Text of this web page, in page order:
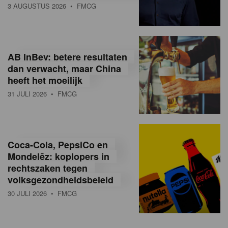
3 AUGUSTUS 2026 • FMCG
AB InBev: betere resultaten
dan verwacht, maar China
heeft het moeilijk
31 JULI 2026 • FMCG
Coca-Cola, PepsiCo en
Mondelēz: koplopers in
rechtszaken tegen
volksgezondheidsbeleid
30 JULI 2026 • FMCG